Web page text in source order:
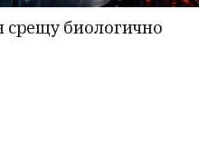
срещу биологично